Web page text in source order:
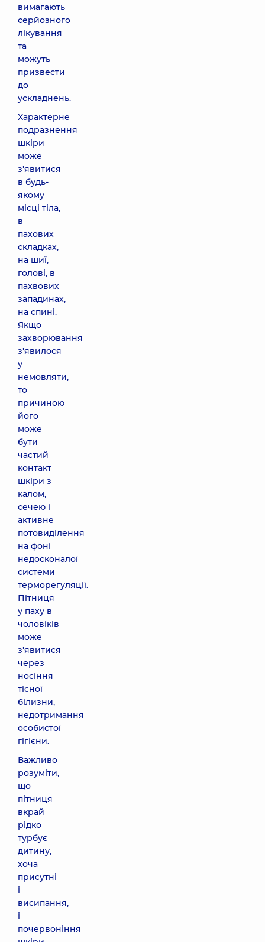
вимагають
серйозного
лікування
та
можуть
призвести
до
ускладнень.
Характерне
подразнення
шкіри
може
з'явитися
в будь-
якому
місці тіла,
в
пахових
складках,
на шиї,
голові, в
пахвових
западинах,
на спині.
Якщо
захворювання
з'явилося
у
немовляти,
то
причиною
його
може
бути
частий
контакт
шкіри з
калом,
сечею і
активне
потовиділення
на фоні
недосконалої
системи
терморегуляції.
Пітниця
у паху в
чоловіків
може
з'явитися
через
носіння
тісної
білизни,
недотримання
особистої
гігієни.
Важливо
розуміти,
що
пітниця
вкрай
рідко
турбує
дитину,
хоча
присутні
і
висипання,
і
почервоніння